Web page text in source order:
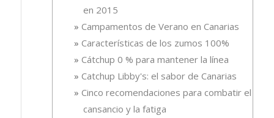
en 2015
Campamentos de Verano en Canarias
Características de los zumos 100%
Cátchup 0 % para mantener la línea
Catchup Libby's: el sabor de Canarias
Cinco recomendaciones para combatir el
cansancio y la fatiga